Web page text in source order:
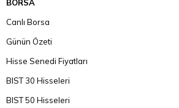
BORSA
Canlı Borsa
Günün Özeti
Hisse Senedi Fiyatları
BIST 30 Hisseleri
BIST 50 Hisseleri